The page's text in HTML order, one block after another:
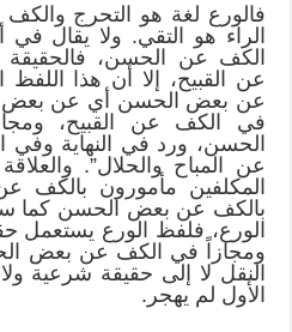
فالورع لغة هو التحرج والكف
الراء هو التقي. ولا يقال
الكف عن الحسن، فالحقيقة
عن القبيح، إلا أن هذا
عن بعض الحسن أي عن بعض
في الكف عن القبيح،
الحسن، ورد في النهاية وفي
عن المباح والحلال”.
المكلفين مأمورون بالكف
بالكف عن بعض الحسن كما
الورع، فلفظ الورع يستعمل
ومجازاً في الكف عن بعض
النقل لا إلى حقيقة شرعية
الأول لم يهجر.